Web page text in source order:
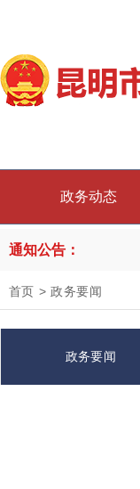
政务动态
通知公告：
首页 > 政务要闻
政务要闻